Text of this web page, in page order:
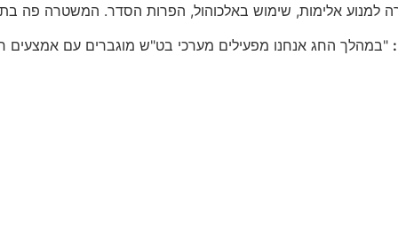
למנוע אלימות, שימוש באלכוהול, הפרות הסדר. המשטרה פה
"במהלך החג אנחנו מפעילים מערכי בט"ש מוגברים עם אמצעים